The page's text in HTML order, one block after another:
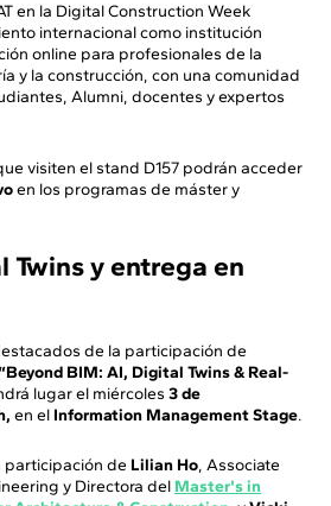
en la Digital Construction Week
internacional como institución
online para profesionales de la
y la construcción, con una comunidad
Alumni, docentes y expertos
visiten el stand D157 podrán acceder
en los programas de máster y
Twins y entrega en
de la participación de
“Beyond BIM: AI, Digital Twins & Real-
lugar el miércoles 3 de
en el Information Management Stage.
participación de Lilian Ho, Associate
y Directora del Master's in